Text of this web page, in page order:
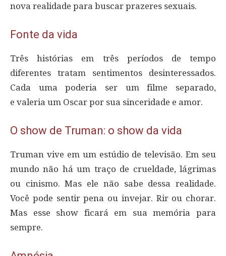
nova realidade para buscar prazeres sexuais.
Fonte da vida
Três histórias em três períodos de tempo
diferentes tratam sentimentos desinteressados.
Cada uma poderia ser um filme separado,
e valeria um Oscar por sua sinceridade e amor.
O show de Truman: o show da vida
Truman vive em um estúdio de televisão. Em seu
mundo não há um traço de crueldade, lágrimas
ou cinismo. Mas ele não sabe dessa realidade.
Você pode sentir pena ou invejar. Rir ou chorar.
Mas esse show ficará em sua memória para
sempre.